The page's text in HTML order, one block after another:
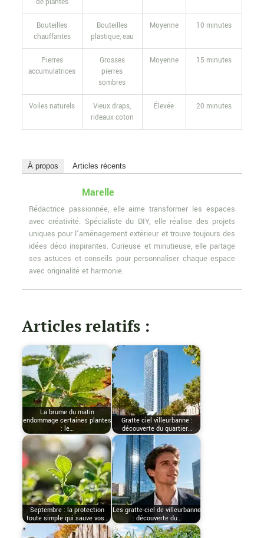
de plantes
Bouteilles
chauffantes
Bouteilles
plastique, eau
Moyenne 10 minutes
Pierres
accumulatrices
Grosses
pierres
sombres
Moyenne 15 minutes
Voiles naturels
Vieux draps,
rideaux coton
Élevée 20 minutes
À propos Articles récents
Marelle
Rédactrice passionnée, elle aime transformer les espaces
avec créativité. Spécialiste du DIY, elle réalise des projets
uniques pour l'aménagement extérieur et trouve toujours des
idées déco inspirantes. Curieuse et minutieuse, elle partage
ses astuces et conseils pour personnaliser chaque espace
avec originalité et harmonie.
Articles relatifs :
La brume du matin
endommage certaines plantes
: le…
Gratte ciel villeurbanne :
découverte du quartier…
Septembre : la protection
toute simple qui sauve vos…
Les gratte-ciel de villeurbanne
: découverte du…